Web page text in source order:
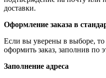
доставки.
Оформление заказа в
Если вы уверены в выборе, то
оформить заказ, заполнив по
Заполнение адреса